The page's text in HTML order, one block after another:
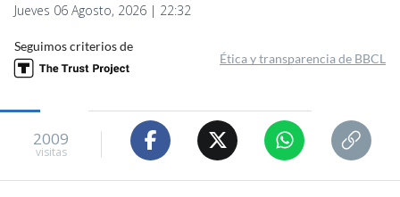
Jueves 06 Agosto, 2026 | 22:32
Seguimos criterios de
Ética y transparencia de BBCL
2009
visitas